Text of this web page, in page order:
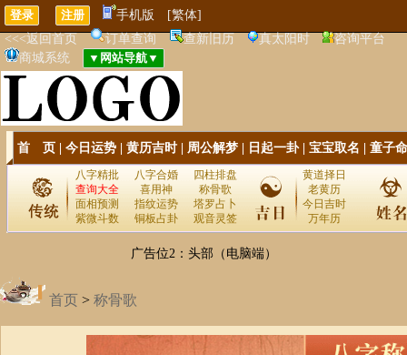
手机版
[繁体]
<<<返回首页
订单查询 查新旧历 真太阳时
咨询平台
商城系统
首 页 今日运势 黄历吉时| 周公解梦 日起一卦| 宝宝取名 童子命
八字精批 八字合婚
四柱排盘
查询大全
喜用神
称骨歌
面相预测
指纹运势
塔罗占卜
紫微斗数
铜板占卦 观音灵签
黄道择日
老黄历
今日吉时
万年历
广告位2：头部（电脑端）
首页 > 称骨歌